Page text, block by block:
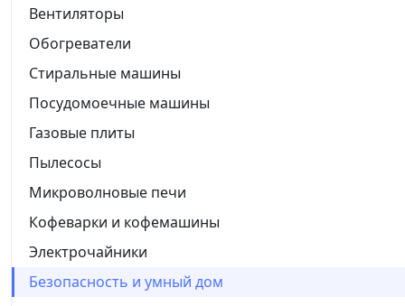
Вентиляторы
Обогреватели
Стиральные машины
Посудомоечные машины
Газовые плиты
Пылесосы
Микроволновые печи
Кофеварки и кофемашины
Электрочайники
Безопасность и умный дом